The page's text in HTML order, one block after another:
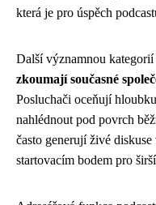
která je pro úspěch
Další významnou
zkoumají současné
Posluchači oceňují
nahlédnout pod povrch
často generují živé
startovacím bodem pro